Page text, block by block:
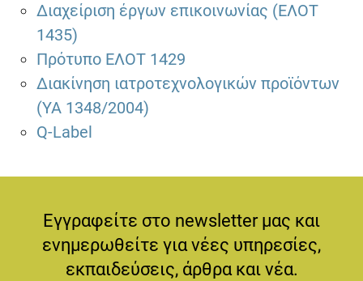
Διαχείριση έργων επικοινωνίας (ΕΛΟΤ
1435)
Πρότυπο ΕΛΟΤ 1429
Διακίνηση ιατροτεχνολογικών προϊόντων
(ΥΑ 1348/2004)
Q-Label
Εγγραφείτε στο newsletter μας και
ενημερωθείτε για νέες υπηρεσίες,
εκπαιδεύσεις, άρθρα και νέα.